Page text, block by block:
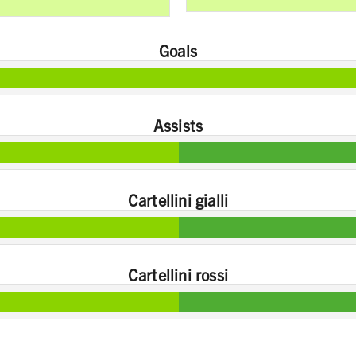
Goals
Assists
Cartellini gialli
Cartellini rossi